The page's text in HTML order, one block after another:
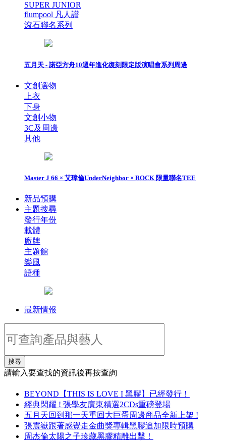
SUPER JUNIOR
flumpool 凡人譜
滾石聯名系列
五月天 - 諾亞方舟10週年進化復刻限定版演唱會系列周邊
文創選物
上衣
下身
文創小物
3C及周邊
其他
Master J 66 × 艾瑋倫UnderNeighbor × ROCK 限量聯名TEE
新品預購
主題搜尋
發行年份
載體
廠牌
主題館
樂風
語種
最新情報
搜尋
請輸入要查找的資訊後再按查詢
BEYOND【THIS IS LOVE I 黑膠】已經發行！
經典閃耀 ! 張學友廣東精選2CDs重磅登場
五月天回到那一天重回大巨蛋周邊商品全新上架 !
張震嶽跟著感覺走金曲獎專輯黑膠追加限時預購
周杰倫太陽之子珍藏黑膠精雕出擊！